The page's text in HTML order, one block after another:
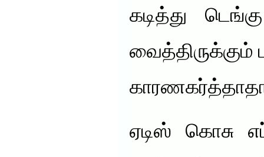
கடித்து
வைத்திருக்கும்
ஏடிஸ் கொசு